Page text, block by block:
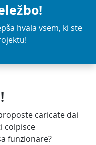
hvala vsem, ki ste
caricate dai
colpisce
funzionare?